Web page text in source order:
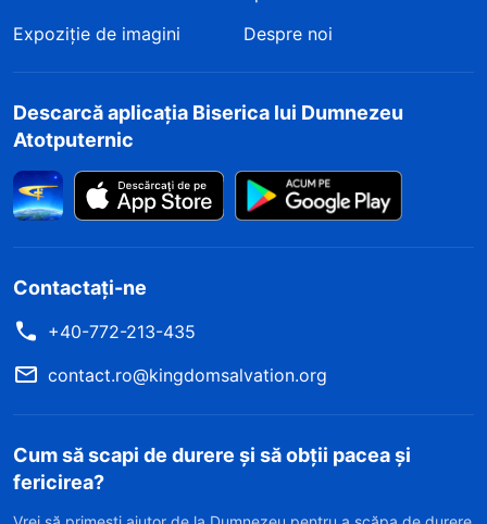
Expoziție de imagini
Despre noi
Descarcă aplicația Biserica lui Dumnezeu
Atotputernic
Contactați-ne
+40-772-213-435
contact.ro@kingdomsalvation.org
Cum să scapi de durere și să obții pacea și
fericirea?